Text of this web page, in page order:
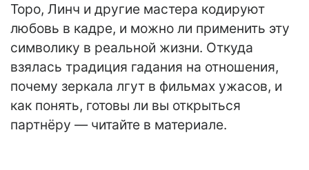
Торо, Линч и другие мастера кодируют
любовь в кадре, и можно ли применить эту
символику в реальной жизни. Откуда
взялась традиция гадания на отношения,
почему зеркала лгут в фильмах ужасов, и
как понять, готовы ли вы открыться
партнёру — читайте в материале.